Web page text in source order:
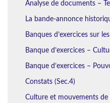
Analyse de documents –
La bande-annonce
Banques d’exercices sur
Banque d’exercices –
Banque d’exercices –
Constats (Sec.4)
Culture et mouvements